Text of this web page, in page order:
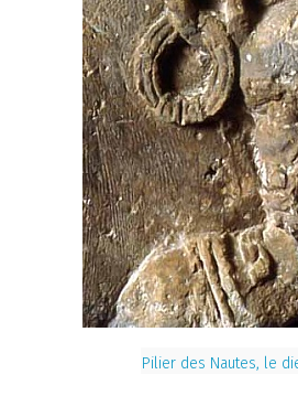
Pilier des Nautes, le